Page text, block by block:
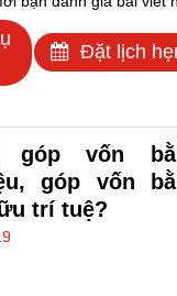
Đặt lịch
góp vốn
góp vốn
trí tuệ?